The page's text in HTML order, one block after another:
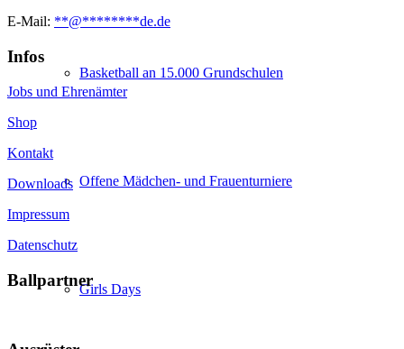
Basketball an 15.000 Grundschulen
Offene Mädchen- und Frauenturniere
Girls Days
E-Mail: **@********de.de
Infos
Jobs und Ehrenämter
Shop
Kontakt
Downloads
Impressum
Datenschutz
Ballpartner